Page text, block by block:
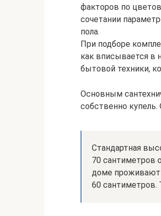
факторов по
сочетании
пола.
При подборе
как вписывается в
бытовой техники,
Основным
собственно
Стандартная
70 сантиметров
доме проживают
60